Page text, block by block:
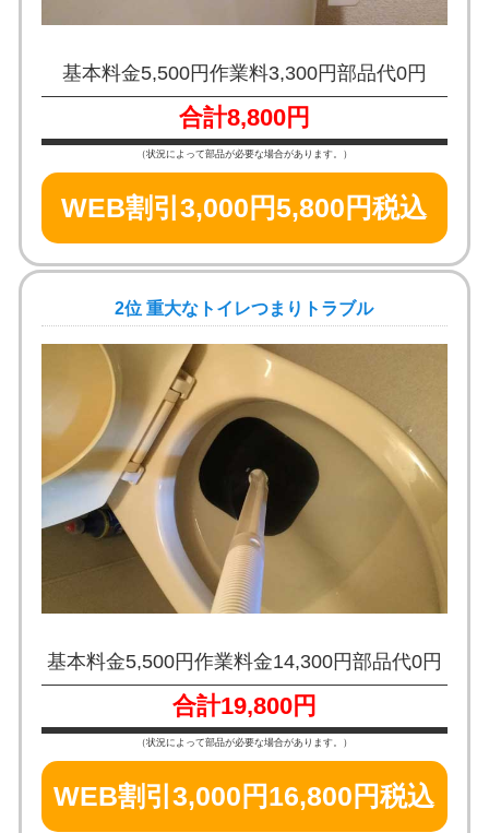
基本料金5,500円作業料3,300円部品代0円
合計8,800円
（状況によって部品が必要な場合があります。）
WEB割引3,000円5,800円税込
2位 重大なトイレつまりトラブル
基本料金5,500円作業料金14,300円部品代0円
合計19,800円
（状況によって部品が必要な場合があります。）
WEB割引3,000円16,800円税込